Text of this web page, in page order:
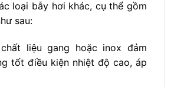
loại bẫy hơi khác, cụ thể gồm
sau:
liệu gang hoặc inox đảm
tốt điều kiện nhiệt độ cao, áp